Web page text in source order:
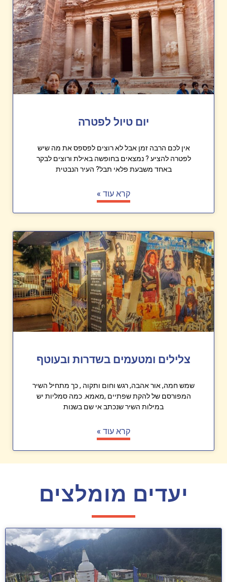
יום טיול לפטרה
אין לכם הרבה זמן אבל לא רוצים לפספס את מה שיש
לפטרה להציע ? נמצאים בחופשה באילת ורוצים לבקר
באחד משבעת פלאי תבל? העיר הנבטית
קרא עוד »
צלילים ומטעמים בשדרות ובעוטף
שמש חמה, אור אהבה, רגש וחום ותקוה , כך מתחיל השיר
המפורסם של להקת שפתיים ,מאמא. כמה סמליות יש
במילות השיר שנכתב אי שם בשנות
קרא עוד »
יעדים מומלצים